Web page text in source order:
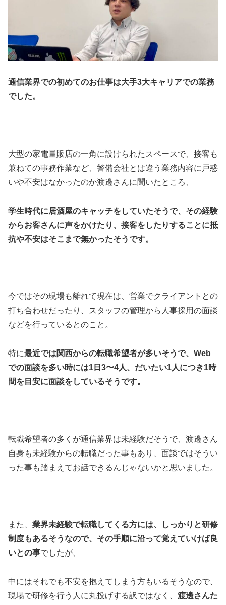
通信業界での初めてのお仕事は大手3大キャリアでの業務
でした。
大型の家電量販店の一角に設けられたスペースで、接客も
兼ねての事務作業など、警備会社とは違う業務内容に戸惑
いや不安はなかったのか渡邊さんに聞いたところ、
学生時代に居酒屋のキャッチをしていたそうで、その経験
からお客さんに声をかけたり、接客をしたりすることに抵
抗や不安はそこまで無かったそうです。
今ではその現場も離れて現在は、営業でクライアントとの
打ち合わせだったり、スタッフの管理から人事採用の面談
などを行っているとのこと。
特に最近では関西からの転職希望者が多いそうで、Web
での面談を多い時には1日3〜4人、だいたい1人につき1時
間を目安に面談をしているそうです。
転職希望者の多くが通信業界は未経験だそうで、渡邊さん
自身も未経験からの転職だった事もあり、面談ではそうい
った事も踏まえてお話できるんじゃないかと思いました。
また、 業界未経験で転職してくる方には、しっかりと研修
制度もあるそうなので、その手順に沿って覚えていけば良
いとの事でしたが、
中にはそれでも不安を抱えてしまう方もいるそうなので、
現場で研修を行う人に丸投げする訳ではなく、 渡邊さんた